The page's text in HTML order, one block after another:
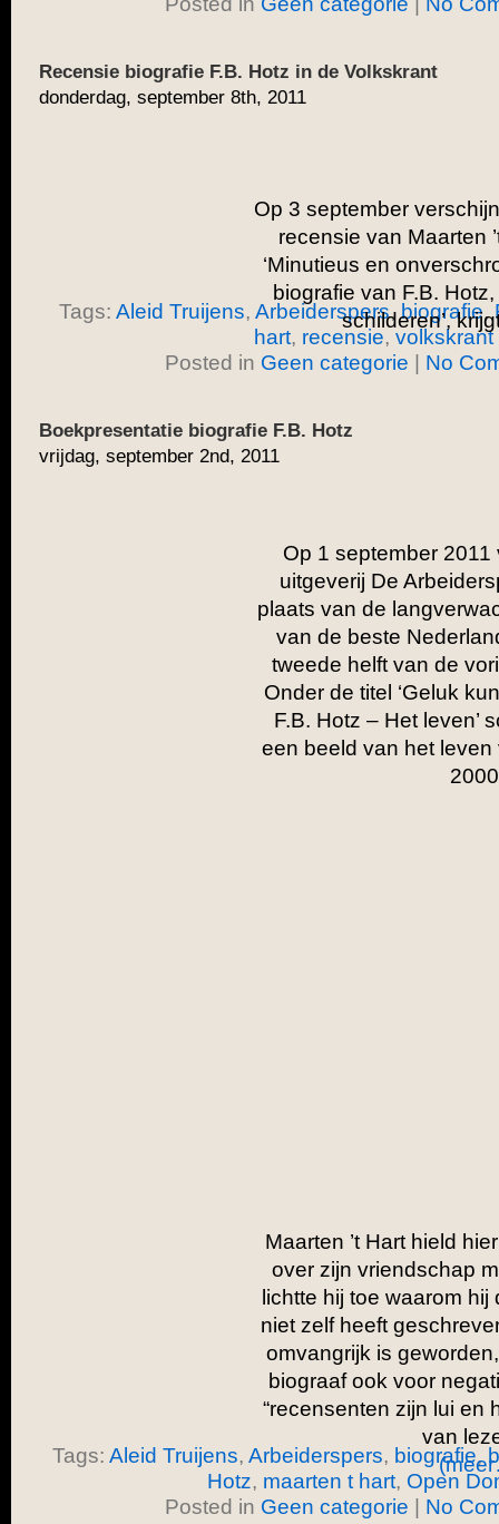
Recensie biografie F.B. Hotz in de Volkskrant
donderdag, september 8th, 2011
Op 3 september
recensie van Maarten
‘Minutieus en
biografie van F.B.
schilderen’,
Tags: Aleid Truijens, Arbeiderspers,biografie,
hart, recensie, volkskrant
Posted in Geen categorie | No
Boekpresentatie biografie F.B. Hotz
vrijdag, september 2nd, 2011
Op 1 september
uitgeverij De
plaats van de
van de beste
tweede helft van de
Onder de titel ‘Geluk
F.B. Hotz – Het leven’
een beeld van het
Maarten ’t Hart hield
over zijn vriendschap
lichtte hij toe waarom
niet zelf heeft
omvangrijk is
biograaf ook voor
“recensenten zijn lui en
van
Tags: Aleid Truijens, Arbeiderspers, biografie,
Hotz, maarten t hart, Open
Posted in Geen categorie | No